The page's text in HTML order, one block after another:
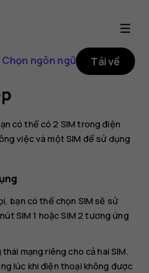
Chọn ngôn ngữ Tải về
có thể có 2 SIM trong điện
việc và một SIM để sử dụng
bạn có thể chọn SIM sẽ sử
SIM 1 hoặc SIM 2 tương ứng
mạng riêng cho cả hai SIM.
lúc khi điện thoại không được